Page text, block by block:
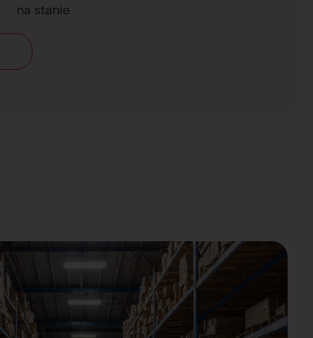
na stanie